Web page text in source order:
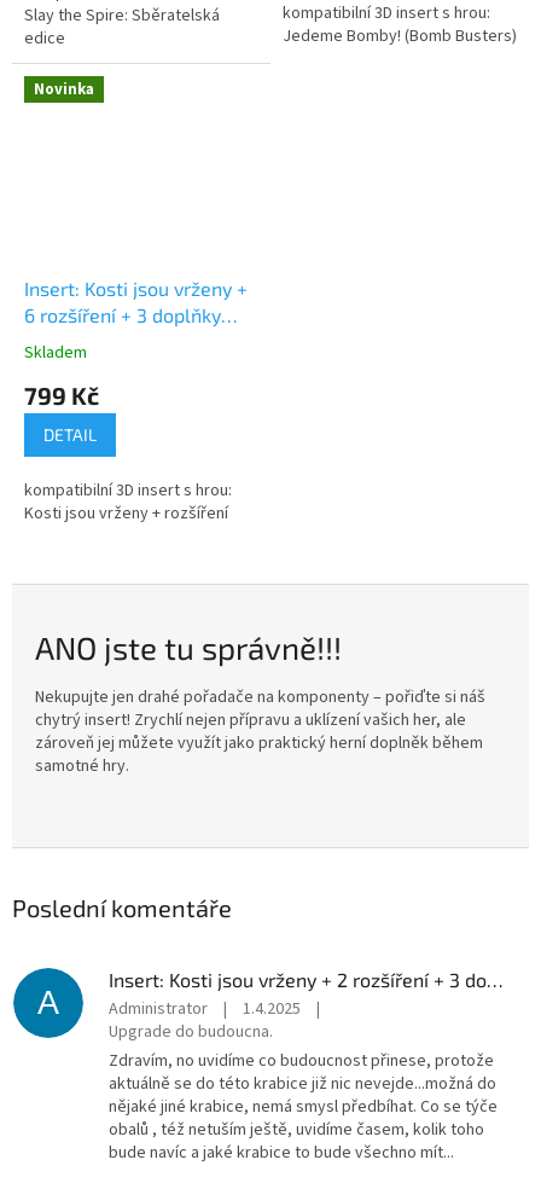
hvězdiček.
Slay the Spire: Sběratelská
edice
kompatibilní 3D insert s hrou:
Jedeme Bomby! (Bomb Busters)
Novinka
Insert: Kosti jsou vrženy +
6 rozšíření + 3 doplňky
(v2)
addons
Průměrné
produktu
5
hvězdiček.
Skladem
799 Kč
DETAIL
kompatibilní 3D insert s hrou:
Kosti jsou vrženy + rozšíření
​ANO jste tu správně!!!
Nekupujte jen drahé pořadače na komponenty – pořiďte si náš
chytrý insert! Zrychlí nejen přípravu a uklízení vašich her, ale
zároveň jej můžete využít jako praktický herní doplněk během
samotné hry.
Poslední komentáře
A Administrator | 1.4.2025
|
Upgrade do budoucna.
Zdravím, no uvidíme co budoucnost přinese, protože
aktuálně se do této krabice již nic nevejde...možná do
nějaké jiné krabice, nemá smysl předbíhat. Co se týče
obalů , též netuším ještě, uvidíme časem, kolik toho
bude navíc a jaké krabice to bude všechno mít...